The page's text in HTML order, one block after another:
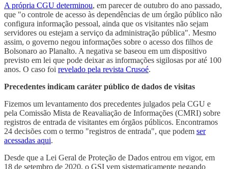
A própria CGU determinou, em parecer de outubro do ano passado,
que "o controle de acesso às dependências de um órgão público não
configura informação pessoal, ainda que os visitantes não sejam
servidores ou estejam a serviço da administração pública". Mesmo
assim, o governo negou informações sobre o acesso dos filhos de
Bolsonaro ao Planalto. A negativa se baseou em um dispositivo
previsto em lei que pode deixar as informações sigilosas por até 100
anos. O caso foi revelado pela revista Crusoé.
Precedentes indicam caráter público de dados de visitas
Fizemos um levantamento dos precedentes julgados pela CGU e
pela Comissão Mista de Reavaliação de Informações (CMRI) sobre
registros de entrada de visitantes em órgãos públicos. Encontramos
24 decisões com o termo "registros de entrada", que podem ser
acessadas aqui.
Desde que a Lei Geral de Proteção de Dados entrou em vigor, em
18 de setembro de 2020, o GSI vem sistematicamente negando